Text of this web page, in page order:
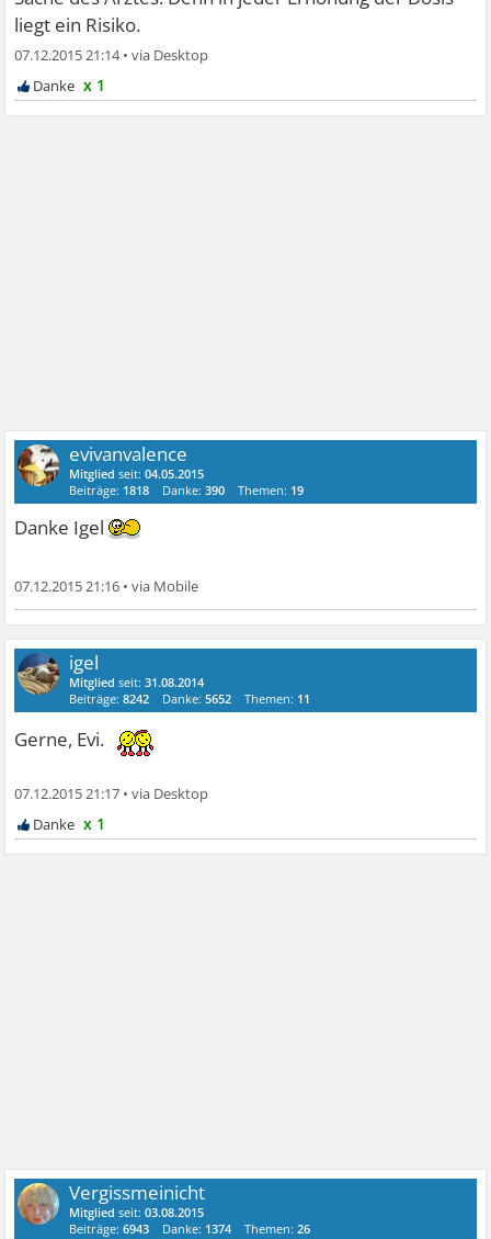
liegt ein Risiko.
07.12.2015 21:14•
x 1
evivanvalence
Mitglied seit:04.05.2015
Beiträge: 1818 Danke:390 Themen: 19
Danke Igel
07.12.2015 21:16 •
igel
Mitglied seit:31.08.2014
Beiträge:8242 Danke:5652 Themen: 11
Gerne, Evi.
07.12.2015 21:17 •
x 1
Vergissmeinicht
Mitglied seit:03.08.2015
Beiträge:6943 Danke: 1374 Themen:26